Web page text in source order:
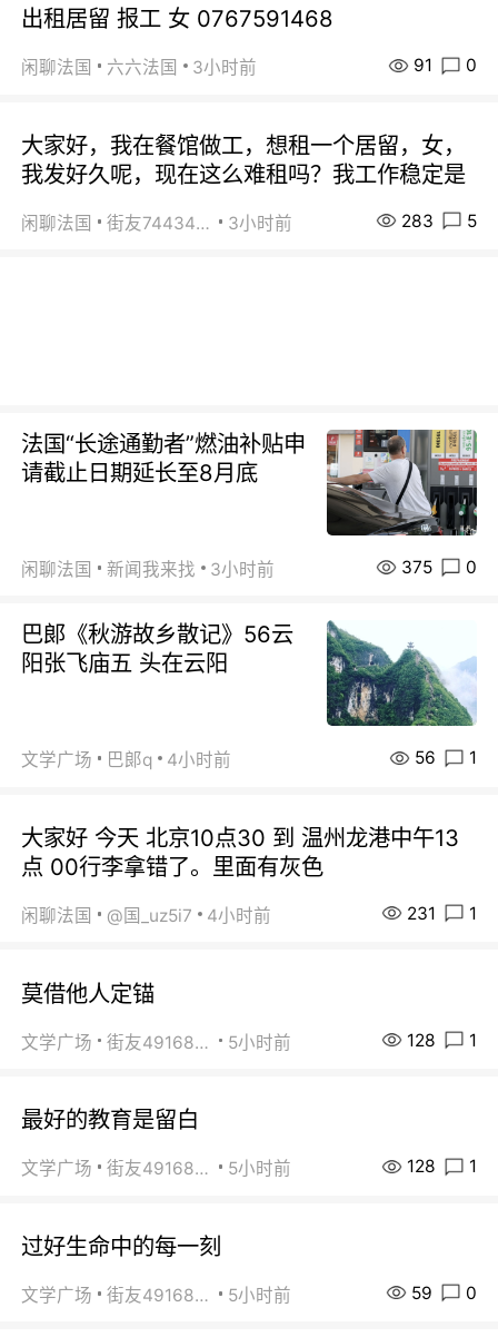
出租居留 报工 女 0767591468
闲聊法国 六六法国 3小时前 91 0
大家好，我在餐馆做工，想租一个居留，女，
我发好久呢，现在这么难租吗？我工作稳定是
闲聊法国 街友74434350 3小时前 283 5
法国“长途通勤者”燃油补贴申
请截止日期延长至8月底
闲聊法国 新闻我来找 3小时前 375 0
巴郞《秋游故乡散记》56云
阳张飞庙五 头在云阳
文学广场 巴郞q 4小时前 56 1
大家好 今天 北京10点30 到 温州龙港中午13
点 00行李拿错了。里面有灰色
闲聊法国 @国_uz5i7 4小时前 231 1
莫借他人定锚
文学广场 街友49168527 5小时前 128 1
最好的教育是留白
文学广场 街友49168527 5小时前 128 1
过好生命中的每一刻
文学广场 街友49168527 5小时前 59 0